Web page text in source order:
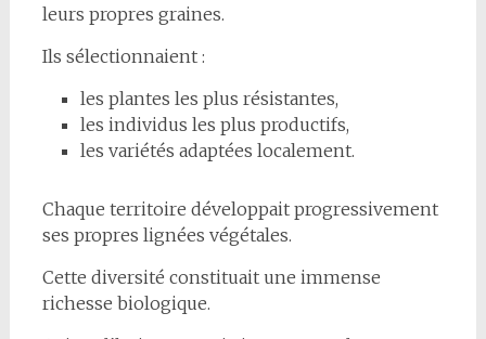
leurs propres graines.
Ils sélectionnaient :
les plantes les plus résistantes,
les individus les plus productifs,
les variétés adaptées localement.
Chaque territoire développait progressivement
ses propres lignées végétales.
Cette diversité constituait une immense
richesse biologique.